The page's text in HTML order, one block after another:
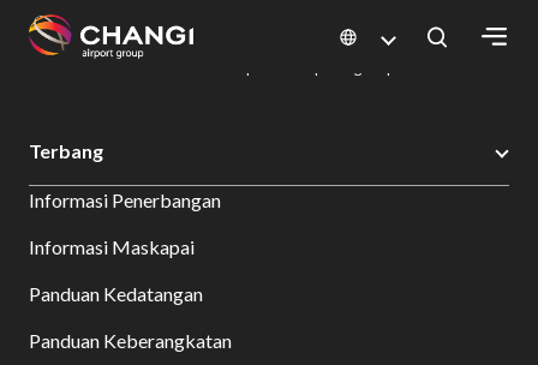
All
Sites:
Select:
Changi Airport
Bersantap dan Belanja
Terbang
Informasi Penerbangan
Informasi Maskapai
Panduan Kedatangan
Panduan Keberangkatan